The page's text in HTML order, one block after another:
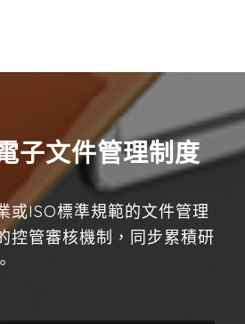
子文件管理制度
或ISO標準規範的文件管理
控管審核機制，同步累積研